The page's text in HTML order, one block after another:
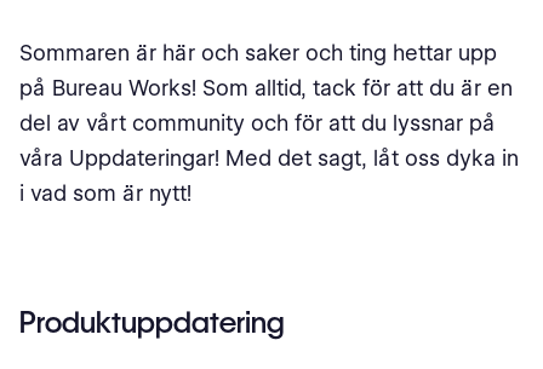
Sommaren är här och saker och ting hettar upp
på Bureau Works! Som alltid, tack för att du är en
del av vårt community och för att du lyssnar på
våra Uppdateringar! Med det sagt, låt oss dyka in
i vad som är nytt!
Produktuppdatering